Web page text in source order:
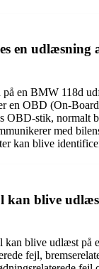
en udlæsning
en BMW 118d
en OBD (On-
OBD-stik, normalt
med
kan blive
kan blive
kan blive udlæst på
fejl,